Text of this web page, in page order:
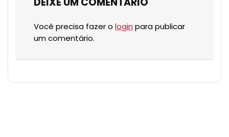
Você precisa fazer o login para publicar
um comentário.